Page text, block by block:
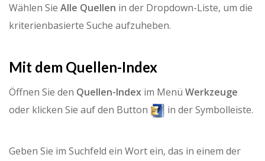
Wählen Sie Alle Quellen in der Dropdown-Liste, um die
kriterienbasierte Suche aufzuheben.
Mit dem Quellen-Index
Öffnen Sie den Quellen-Index im Menü Werkzeuge
oder klicken Sie auf den Button
in der Symbolleiste.
Geben Sie im Suchfeld ein Wort ein, das in einem der